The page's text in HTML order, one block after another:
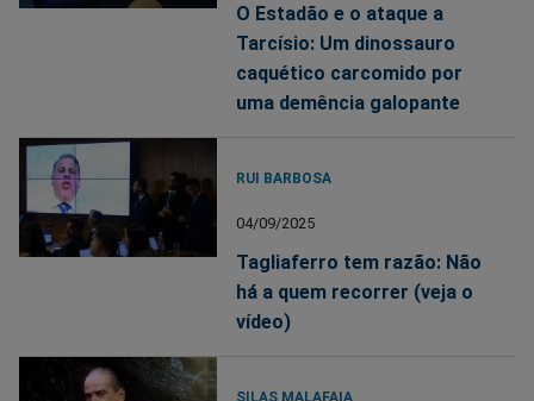
O Estadão e o ataque a
Tarcísio: Um dinossauro
caquético carcomido por
uma demência galopante
RUI BARBOSA
04/09/2025
Tagliaferro tem razão: Não
há a quem recorrer (veja o
vídeo)
SILAS MALAFAIA